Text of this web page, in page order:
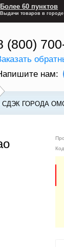
Более 60 пунктов
Выдачи товаров в городе
(800)
нам:
ГОРОДА